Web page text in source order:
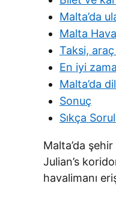
Malta’da
Malta
Taksi,
En iyi
Malta’da
Sonuç
Sıkça
Malta’da
Julian’s
havalimanı